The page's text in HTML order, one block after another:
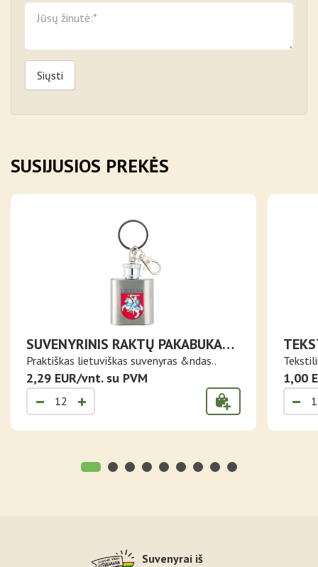
Siųsti
SUSIJUSIOS PREKĖS
SUVENYRINIS RAKTŲ PAKABUKAS
SU METALINIU INDELIU LIETUVOS
HERBAS
Praktiškas lietuviškas suvenyras &ndas..
2,29 EUR/vnt. su PVM 1,00
Suvenyrai iš